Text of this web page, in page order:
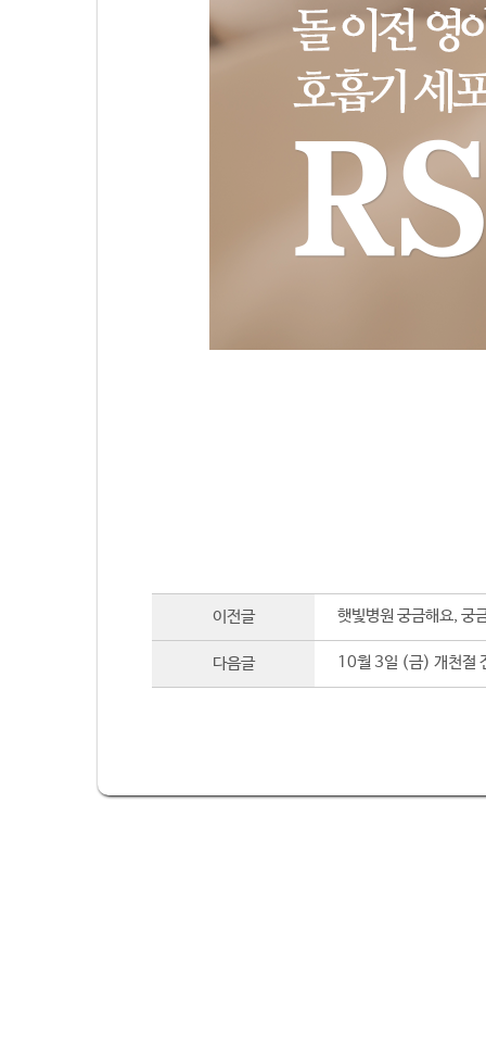
이전글 햇빛병원 궁금해요, 궁
다음글 10월 3일 (금) 개천절